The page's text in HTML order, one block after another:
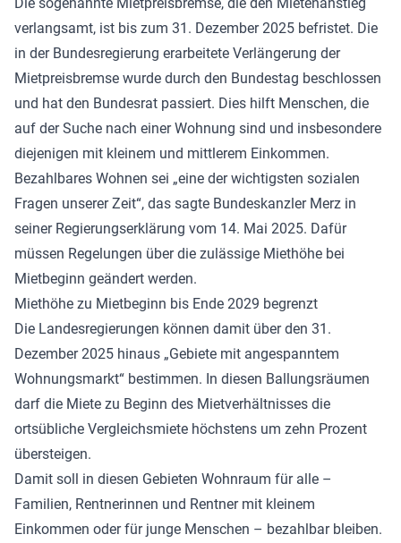
Die sogenannte Mietpreisbremse, die den Mietenanstieg
verlangsamt, ist bis zum 31. Dezember 2025 befristet. Die
in der Bundesregierung erarbeitete Verlängerung der
Mietpreisbremse wurde durch den Bundestag beschlossen
und hat den Bundesrat passiert. Dies hilft Menschen, die
auf der Suche nach einer Wohnung sind und insbesondere
diejenigen mit kleinem und mittlerem Einkommen.
Bezahlbares Wohnen sei „eine der wichtigsten sozialen
Fragen unserer Zeit“, das sagte Bundeskanzler Merz in
seiner Regierungserklärung vom 14. Mai 2025. Dafür
müssen Regelungen über die zulässige Miethöhe bei
Mietbeginn geändert werden.
Miethöhe zu Mietbeginn bis Ende 2029 begrenzt
Die Landesregierungen können damit über den 31.
Dezember 2025 hinaus „Gebiete mit angespanntem
Wohnungsmarkt“ bestimmen. In diesen Ballungsräumen
darf die Miete zu Beginn des Mietverhältnisses die
ortsübliche Vergleichsmiete höchstens um zehn Prozent
übersteigen.
Damit soll in diesen Gebieten Wohnraum für alle –
Familien, Rentnerinnen und Rentner mit kleinem
Einkommen oder für junge Menschen – bezahlbar bleiben.